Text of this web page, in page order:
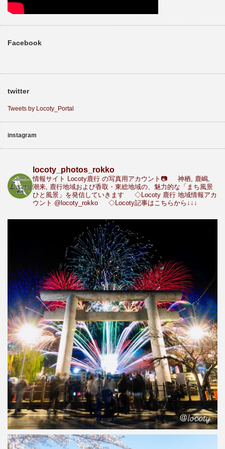
Facebook
twitter
Tweets by Locoty_Portal
instagram
locoty_photos_rokko
情報サイト Locoty鹿行 の写真用アカウント📷
神栖, 鹿嶋,
潮来, 鹿行地域および香取・東総地域の、魅力的な「まち風景
ひと風景」を発信していきます
◇Locoty 鹿行 地域情報アカ
ウント @locoty_rokko ◇Locoty記事はこちらから↓↓↓